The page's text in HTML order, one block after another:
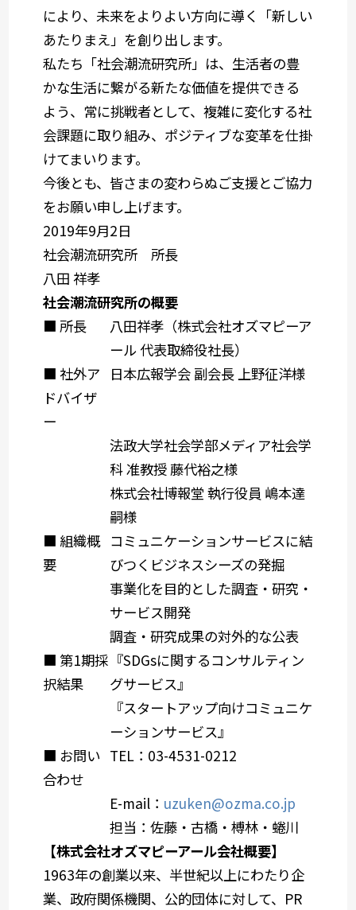
により、未来をよりよい方向に導く「新しい
あたりまえ」を創り出します。
私たち「社会潮流研究所」は、生活者の豊
かな生活に繋がる新たな価値を提供できる
よう、常に挑戦者として、複雑に変化する社
会課題に取り組み、ポジティブな変革を仕掛
けてまいります。
今後とも、皆さまの変わらぬご支援とご協力
をお願い申し上げます。
2019年9月2日
社会潮流研究所 所長
八田 祥孝
社会潮流研究所の概要
■ 所長
八田祥孝（株式会社オズマピーア
ール 代表取締役社長）
■ 社外ア
ドバイザ
ー
日本広報学会 副会長 上野征洋様
法政大学社会学部メディア社会学
科 准教授 藤代裕之様
株式会社博報堂 執行役員 嶋本達
嗣様
■ 組織概
要
コミュニケーションサービスに結
びつくビジネスシーズの発掘
事業化を目的とした調査・研究・
サービス開発
調査・研究成果の対外的な公表
■ 第1期採
択結果
『SDGsに関するコンサルティン
グサービス』
『スタートアップ向けコミュニケ
ーションサービス』
■ お問い
合わせ
TEL： 03-4531-0212
E-mail： uzuken@ozma.co.jp
担当：佐藤・古橋・榑林・蜷川
【株式会社オズマピーアール会社概要】
1963年の創業以来、半世紀以上にわたり企
業、政府関係機関、公的団体に対して、PR